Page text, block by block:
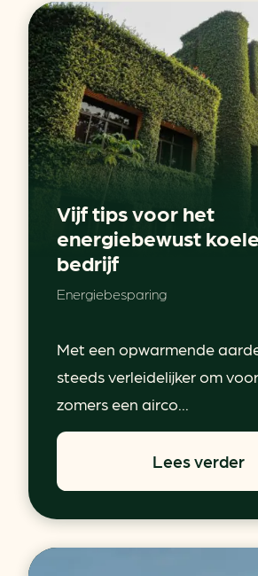
Vijf tips voor het
energiebewust
bedrijf
Energiebesparing
Met een opwarmende
steeds verleidelijker om
zomers een airco...
Lees verder